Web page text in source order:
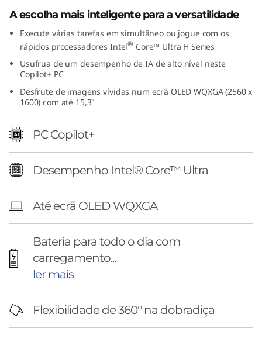
1
5
e
A escolha mais inteligente para a versatilidade
Execute várias tarefas em simultâneo ou jogue com os
rápidos processadores Intel® Core™ Ultra H Series
Usufrua de um desempenho de IA de alto nível neste
Copilot+ PC
Desfrute de imagens vívidas num ecrã OLED WQXGA (2560 x
1600) com até 15,3"
PC Copilot+
Desempenho Intel® Core™ Ultra
Até ecrã OLED WQXGA
Bateria para todo o dia com
carregamento...
ler mais
Flexibilidade de 360° na dobradiça